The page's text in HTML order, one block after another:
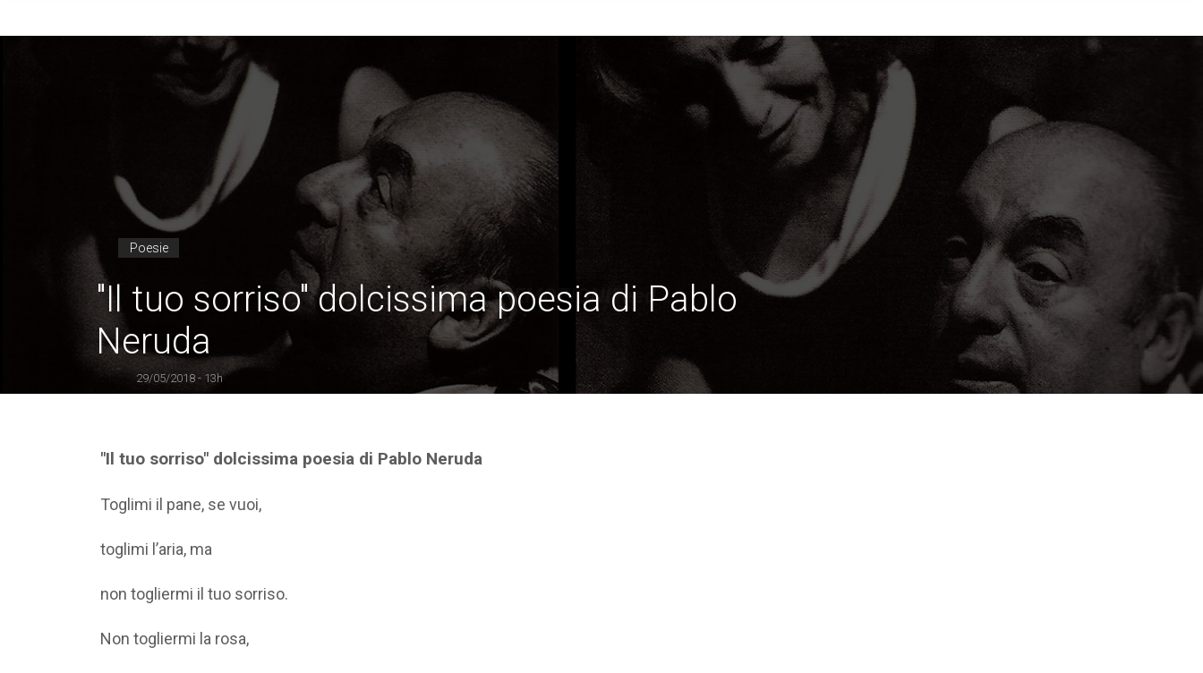
Poesie
"Il tuo sorriso" dolcissima poesia di Pablo
Neruda
29/05/2018 - 13h
"Il tuo sorriso" dolcissima poesia di Pablo Neruda
Toglimi il pane, se vuoi,
toglimi l’aria, ma
non togliermi il tuo sorriso.
Non togliermi la rosa,